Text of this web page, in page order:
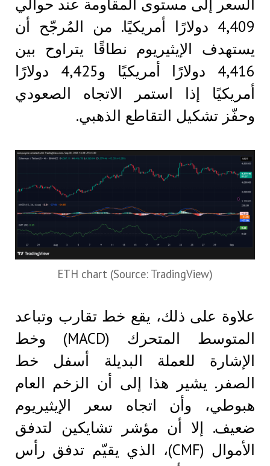
السعر إلى مستوى المقاومة عند حوالي
4,409 دولارًا أمريكيًا. من المُرجّح أن
يستهدف الإيثيريوم نطاقًا يتراوح بين
4,416 دولارًا أمريكيًا و4,425 دولارًا
أمريكيًا إذا استمر الاتجاه الصعودي
وحفّز تشكيل التقاطع الذهبي.
ETH chart (Source: TradingView)
علاوة على ذلك، يقع خط تقارب وتباعد
المتوسط ​​المتحرك (MACD) وخط
الإشارة للعملة البديلة أسفل خط
الصفر. يشير هذا إلى أن الزخم العام
هبوطي، وأن اتجاه سعر الإيثيريوم
ضعيف. إلا أن مؤشر تشايكين لتدفق
الأموال (CMF)، الذي يقيّم تدفق رأس